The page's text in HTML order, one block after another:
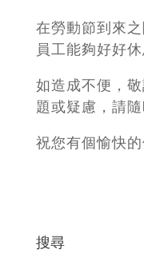
在勞動節到來
員工能夠好好休
如造成不便，
題或疑慮，請隨
祝您有個愉快的
搜尋